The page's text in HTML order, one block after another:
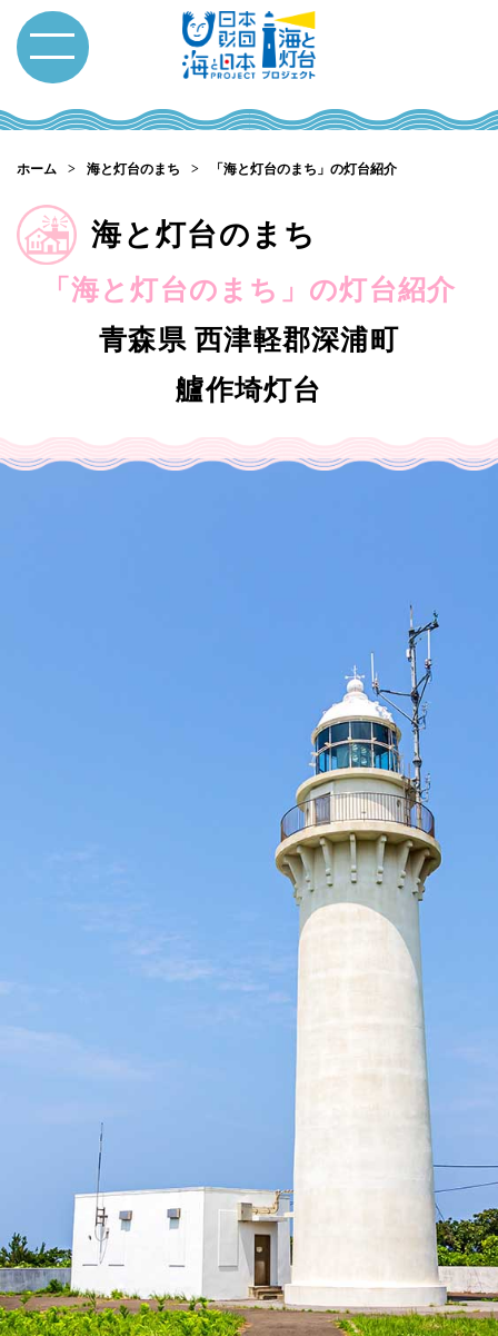
ホーム 海と灯台のまち 「海と灯台のまち」の灯台紹介
海と灯台のまち
「海と灯台のまち」の灯台紹介
青森県 西津軽郡深浦町
艫作埼灯台